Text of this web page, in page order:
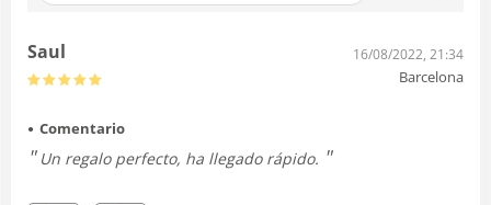
Saul 16/08/2022, 21:34
Barcelona
Comentario
Un regalo perfecto, ha llegado rápido.